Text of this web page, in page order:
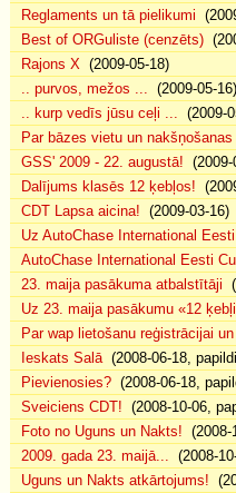
Reglaments un tā pielikumi
Best of ORGuliste (cenzēts)
Rajons X (2009-05-18)
.. purvos, mežos ... (2009-05-16)
.. kurp vedīs jūsu ceļi ... (2009-
Par bāzes vietu un
GSS' 2009 - 22. augustā! (2009-
Dalījums klasēs 12 ķebļos!
CDT Lapsa aicina! (2009-03-16)
Uz AutoChase International
AutoChase International Eesti
23. maija pasākuma atbalstītāji
Uz 23. maija pasākumu «12
Par wap lietošanu reģistrācijai
Ieskats Salā(2008-06-18,
Pievienosies? (2008-06-18,
Sveiciens CDT! (2008-10-06,
Foto no Uguns un Nakts! (2008-
2009. gada 23. maijā... (2008-
Uguns un Nakts atkārtojums!